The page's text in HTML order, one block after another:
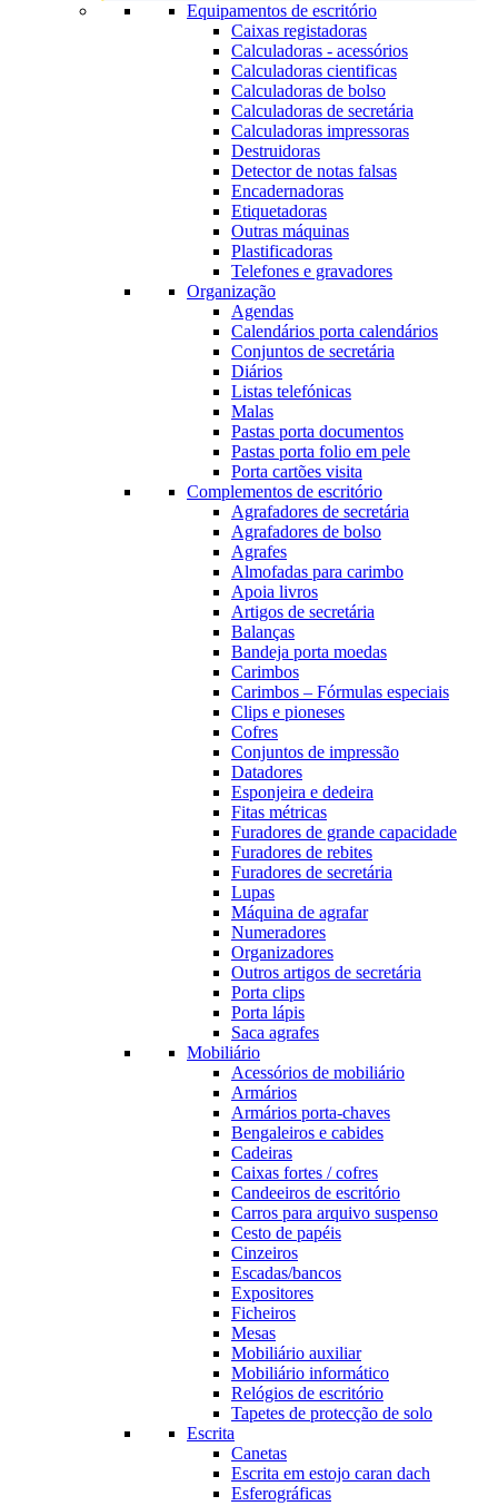
Equipamentos de escritório
Caixas registadoras
Calculadoras - acessórios
Calculadoras cientificas
Calculadoras de bolso
Calculadoras de secretária
Calculadoras impressoras
Destruidoras
Detector de notas falsas
Encadernadoras
Etiquetadoras
Outras máquinas
Plastificadoras
Telefones e gravadores
Organização
Agendas
Calendários porta calendários
Conjuntos de secretária
Diários
Listas telefónicas
Malas
Pastas porta documentos
Pastas porta folio em pele
Porta cartões visita
Complementos de escritório
Agrafadores de secretária
Agrafadores de bolso
Agrafes
Almofadas para carimbo
Apoia livros
Artigos de secretária
Balanças
Bandeja porta moedas
Carimbos
Carimbos – Fórmulas especiais
Clips e pioneses
Cofres
Conjuntos de impressão
Datadores
Esponjeira e dedeira
Fitas métricas
Furadores de grande capacidade
Furadores de rebites
Furadores de secretária
Lupas
Máquina de agrafar
Numeradores
Organizadores
Outros artigos de secretária
Porta clips
Porta lápis
Saca agrafes
Mobiliário
Acessórios de mobiliário
Armários
Armários porta-chaves
Bengaleiros e cabides
Cadeiras
Caixas fortes / cofres
Candeeiros de escritório
Carros para arquivo suspenso
Cesto de papéis
Cinzeiros
Escadas/bancos
Expositores
Ficheiros
Mesas
Mobiliário auxiliar
Mobiliário informático
Relógios de escritório
Tapetes de protecção de solo
Escrita
Canetas
Escrita em estojo caran dach
Esferográficas